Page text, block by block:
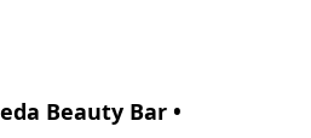
Beauty Bar •